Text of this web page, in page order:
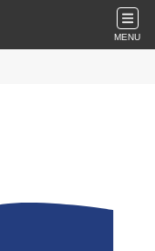
MENU